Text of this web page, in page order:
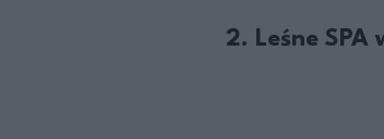
2. Leśne SPA